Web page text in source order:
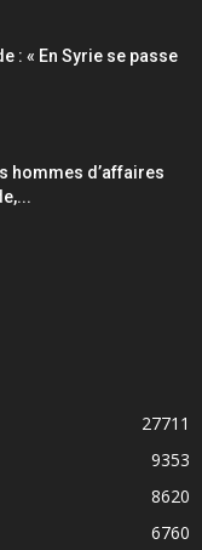
: « En Syrie se passe
hommes d’affaires
27711
9353
8620
6760